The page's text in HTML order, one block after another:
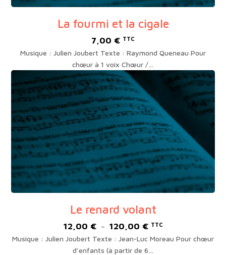
La fourmi et la cigale
7,00 € TTC
Musique : Julien Joubert Texte : Raymond Queneau Pour
chœur à 1 voix Chœur /…
Le renard volant
12,00 € – 120,00 € Plage
de
TTC
Musique : Julien Joubert Texte : Jean-Luc Moreau Pour chœur
d'enfants (à partir de 6…